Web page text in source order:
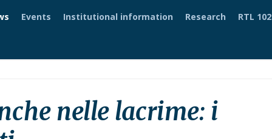
Events Institutional information Research RTL
nelle lacrime: i